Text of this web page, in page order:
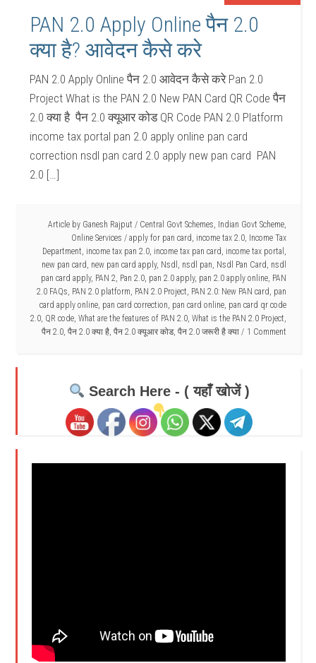
PAN 2.0 Apply Online पैन 2.0
क्या है? आवेदन कैसे करे
PAN 2.0 Apply Online पैन 2.0 आवेदन कैसे करे Pan 2.0
Project What is the PAN 2.0 New PAN Card QR Code पैन
2.0 क्या है पैन 2.0 क्यूआर कोड QR Code PAN 2.0 Platform
income tax portal pan 2.0 apply online pan card
correction nsdl pan card 2.0 apply new pan card PAN
2.0 […]
Article by Ganesh Rajput / Central Govt Schemes, Indian Govt Scheme,
Online Services / apply for pan card, income tax 2.0, Income Tax
Department, income tax pan 2.0, income tax pan card, income tax portal ,
new pan card, new pan card apply, Nsdl , nsdl pan, Nsdl Pan Card, nsdl
pan card apply, PAN 2, Pan 2.0, pan 2.0 apply, pan 2.0 apply online, PAN
2.0 FAQs, PAN 2.0 platform, PAN 2.0 Project, PAN 2.0: New PAN card, pan
card apply online, pan card correction, pan card online, pan card qr code
2.0, QR code, What are the features of PAN 2.0, What is the PAN 2.0 Project,
पैन 2.0, पैन 2.0 क्या है, पैन 2.0 क्यूआर कोड, पैन 2.0 जरूरी है क्या 1 Comment
Search Here - ( यहाँ खोजें )